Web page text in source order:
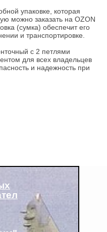
упаковке, которая
можно заказать на OZON
(сумка) обеспечит его
и транспортировке.
с 2 петлями
для всех владельцев
и надежность при